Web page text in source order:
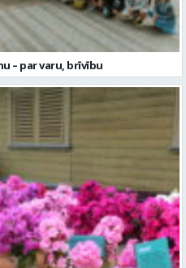
– par varu, brīvību